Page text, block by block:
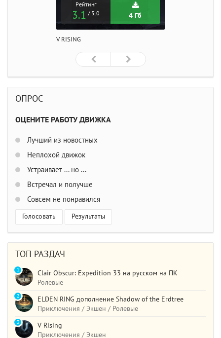
Рейтинг
3.1 / 5.0 4 Гб
V RISING
ОПРОС
ОЦЕНИТЕ РАБОТУ ДВИЖКА
Лучший из новостных
Неплохой движок
Устраивает ... но ...
Встречал и получше
Совсем не понравился
Голосовать Результаты
ТОП РАЗДАЧ
Clair Obscur: Expedition 33 на русском на ПК
Ролевые
1
ELDEN RING дополнение Shadow of the Erdtree
Приключения / Экшен / Ролевые
2
V Rising
Приключения / Экшен
3